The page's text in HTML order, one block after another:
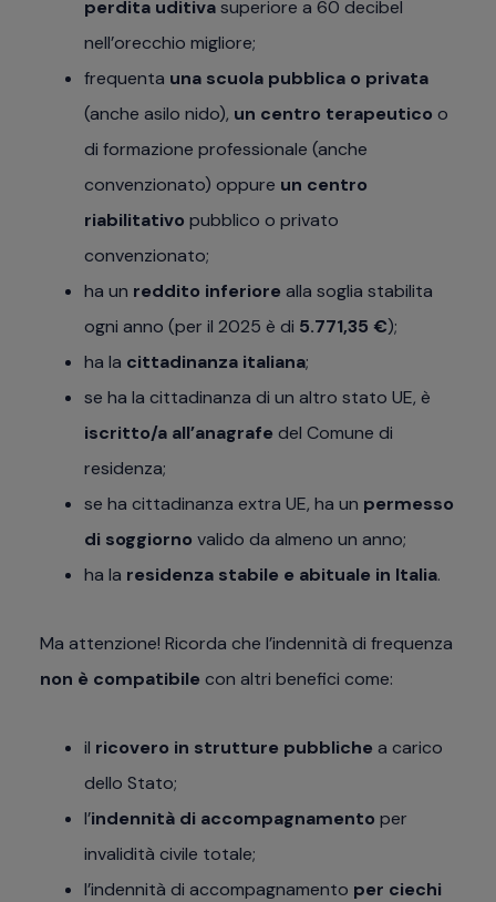
perdita uditivasuperiore a 60 decibel
nell’orecchio migliore;
frequenta una scuola pubblica o privata
(anche asilo nido), un centro terapeutico o
di formazione professionale (anche
convenzionato) oppure un centro
riabilitativo pubblico o privato
convenzionato;
ha un reddito inferiore alla soglia stabilita
ogni anno (per il 2025 è di 5.771,35 €);
ha la cittadinanza italiana;
se ha la cittadinanza di un altro stato UE, è
iscritto/a all’anagrafe del Comune di
residenza;
se ha cittadinanza extra UE, ha un permesso
di soggiorno valido da almeno un anno;
ha la residenza stabile e abituale in Italia.
Ma attenzione! Ricorda che l’indennità di frequenza
non è compatibile con altri benefici come:
il ricovero in strutture pubbliche a carico
dello Stato;
l’indennità di accompagnamento per
invalidità civile totale;
l’indennità di accompagnamento per ciechi